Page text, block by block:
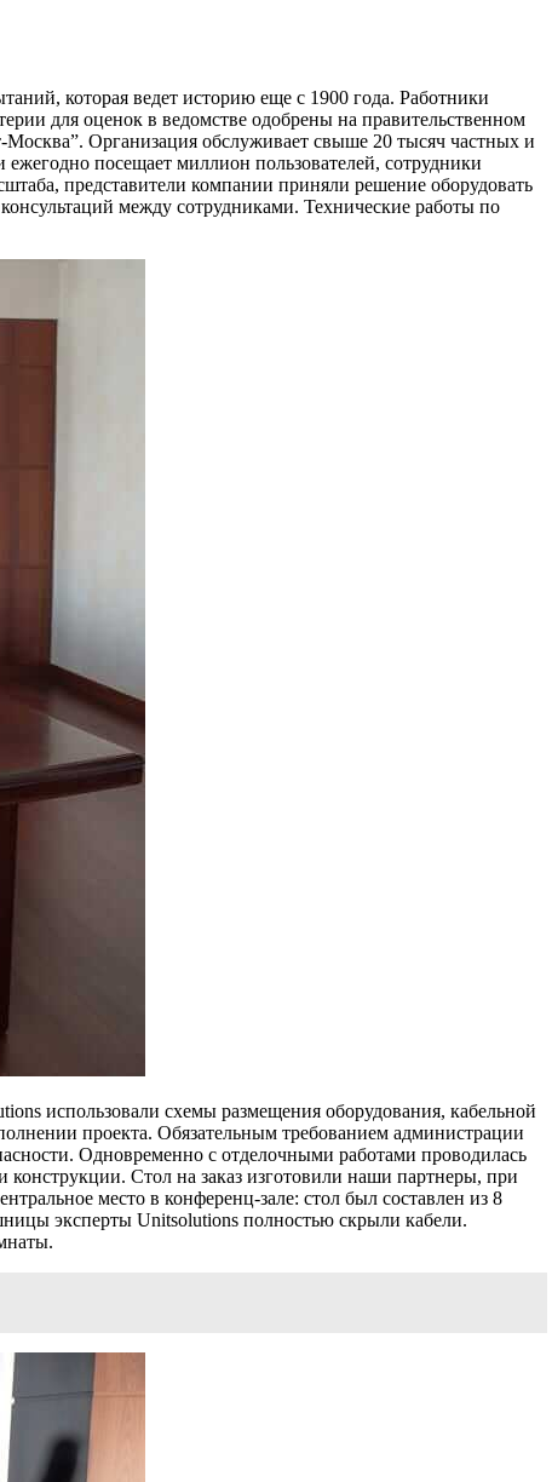
которая ведет историю еще с 1900 года. Работники
для оценок в ведомстве одобрены на правительственном
Организация обслуживает свыше 20 тысяч частных и
посещает миллион пользователей, сотрудники
представители компании приняли решение оборудовать
между сотрудниками. Технические работы по
использовали схемы размещения оборудования, кабельной
проекта. Обязательным требованием администрации
Одновременно с отделочными работами проводилась
конструкции. Стол на заказ изготовили наши партнеры, при
место в конференц-зале: стол был составлен из 8
эксперты Unitsolutions полностью скрыли кабели.